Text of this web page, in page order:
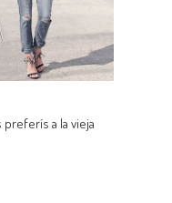
a la vieja